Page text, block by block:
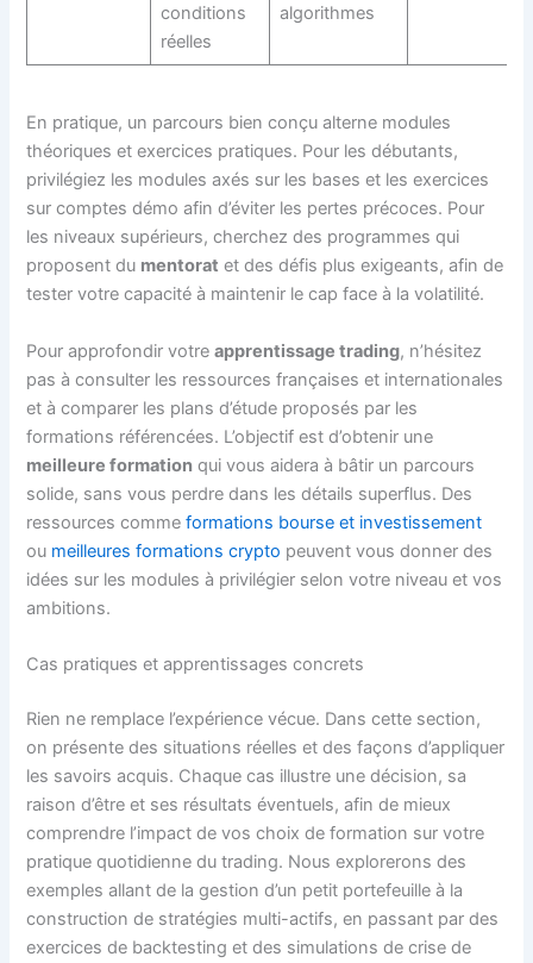
conditions
réelles
algorithmes
En pratique, un parcours bien conçu alterne modules
théoriques et exercices pratiques. Pour les débutants,
privilégiez les modules axés sur les bases et les exercices
sur comptes démo afin d’éviter les pertes précoces. Pour
les niveaux supérieurs, cherchez des programmes qui
proposent du mentorat et des défis plus exigeants, afin de
tester votre capacité à maintenir le cap face à la volatilité.
Pour approfondir votreapprentissage trading, n’hésitez
pas à consulter les ressources françaises et internationales
et à comparer les plans d’étude proposés par les
formations référencées. L’objectif est d’obtenir une
meilleure formation qui vous aidera à bâtir un parcours
solide, sans vous perdre dans les détails superflus. Des
ressources commeformations bourse et investissement
ou meilleures formations crypto peuvent vous donner des
idées sur les modules à privilégier selon votre niveau et vos
ambitions.
Cas pratiques et apprentissages concrets
Rien ne remplace l’expérience vécue. Dans cette section,
on présente des situations réelles et des façons d’appliquer
les savoirs acquis. Chaque cas illustre une décision, sa
raison d’être et ses résultats éventuels, afin de mieux
comprendre l’impact de vos choix de formation sur votre
pratique quotidienne du trading. Nous explorerons des
exemples allant de la gestion d’un petit portefeuille à la
construction de stratégies multi-actifs, en passant par des
exercices de backtesting et des simulations de crise de